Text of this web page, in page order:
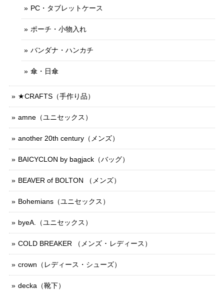
PC・タブレットケース
ポーチ・小物入れ
バンダナ・ハンカチ
傘・日傘
★CRAFTS（手作り品）
amne（ユニセックス）
another 20th century（メンズ）
BAICYCLON by bagjack（バッグ）
BEAVER of BOLTON （メンズ）
Bohemians（ユニセックス）
byeA.（ユニセックス）
COLD BREAKER （メンズ ･ レディース）
crown（レディース・シューズ）
decka（靴下）